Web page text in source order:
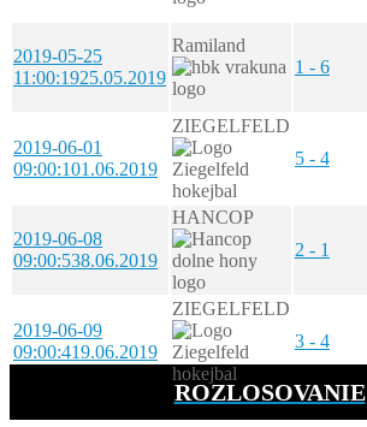
2019-05-25
11:00:1925.05.2019
Ramiland
1 - 6
2019-06-01
09:00:101.06.2019
ZIEGELFELD
5 - 4
2019-06-08
09:00:538.06.2019
HANCOP
2 - 1
2019-06-09
09:00:419.06.2019
ZIEGELFELD
3 - 4
ROZLOSOVANIE